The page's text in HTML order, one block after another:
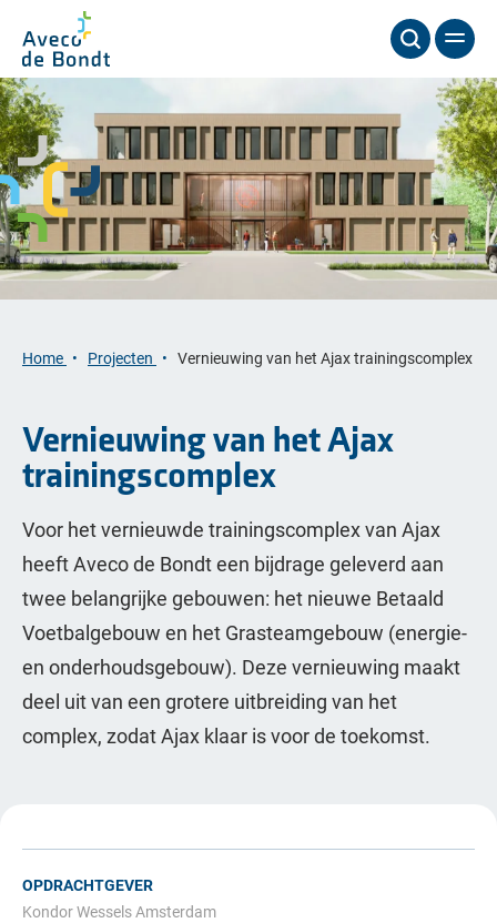
Home Projecten Vernieuwing van het Ajax trainingscomplex
Vernieuwing van het Ajax
trainingscomplex
Voor het vernieuwde trainingscomplex van Ajax
heeft Aveco de Bondt een bijdrage geleverd aan
twee belangrijke gebouwen: het nieuwe Betaald
Voetbalgebouw en het Grasteamgebouw (energie-
en onderhoudsgebouw). Deze vernieuwing maakt
deel uit van een grotere uitbreiding van het
complex, zodat Ajax klaar is voor de toekomst.
OPDRACHTGEVER
Kondor Wessels Amsterdam